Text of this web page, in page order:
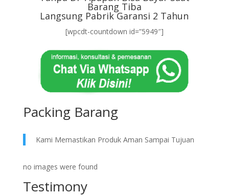
Barang Tiba
Langsung Pabrik Garansi 2 Tahun
[wpcdt-countdown id=”5949″]
Packing Barang
Kami Memastikan Produk Aman Sampai Tujuan
no images were found
Testimony